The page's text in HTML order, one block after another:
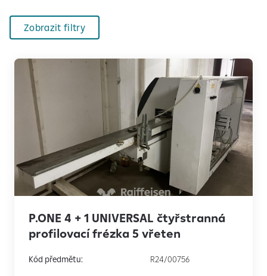
P.ONE 4 + 1 UNIVERSAL čtyřstranná
profilovací frézka 5 vřeten
Kód předmětu: R24/00756